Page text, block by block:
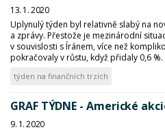
13. 1. 2020
Uplynulý týden byl relativně slabý na
a zprávy. Přestože je mezinárodní
v souvislosti s Íránem, více než
pokračovaly v růstu, když přidaly 0,6 %.
týden na finančních trzích
GRAF TÝDNE - Americké
9. 1. 2020